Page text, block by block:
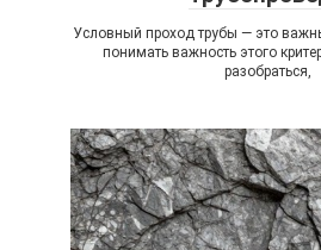
Условный проход трубы — это
понимать важность этого
разобраться,